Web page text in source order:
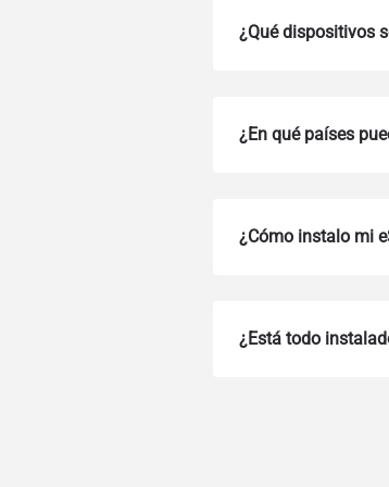
¿Qué dispositivos
¿En qué países
¿Cómo instalo mi
¿Está todo